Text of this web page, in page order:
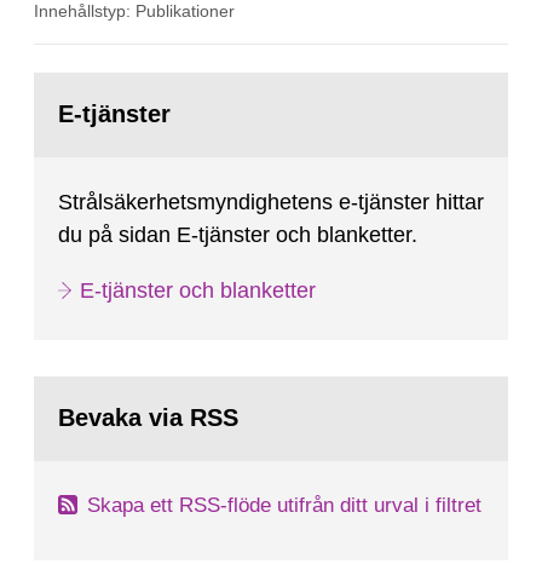
areas of supervision, an ‘IRRS’ (Integrated
February 25, 2009, SSM made a formal request
to the IAEA for an IRRS in Sweden. The time...
Innehållstyp: Publikationer
sida:E-tjänster
Strålsäkerhetsmyndighetens e-tjänster hittar
du på sidan E-tjänster och blanketter.
E-tjänster och blanketter
Bevaka via RSS
Skapa ett RSS-flöde utifrån ditt urval i filtret